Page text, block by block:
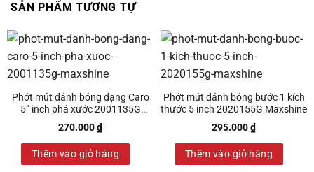
SẢN PHẨM TƯƠNG TỰ
Phớt mút đánh bóng dạng Caro
5” inch phá xước 2001135G
Maxshine
270.000₫
Thêm vào giỏ hàng
Phớt mút đánh bóng bước 1 kích
thước 5 inch 2020155G Maxshine
295.000₫
Thêm vào giỏ hàng